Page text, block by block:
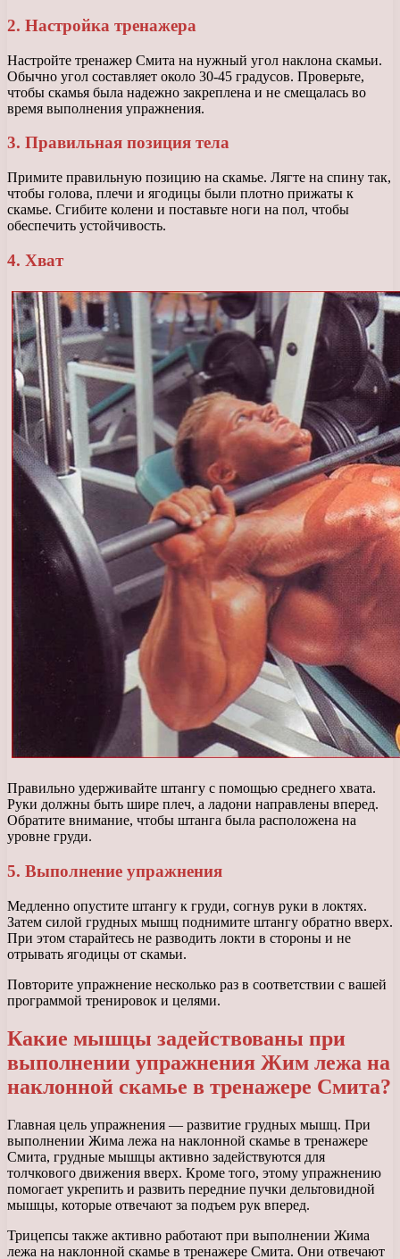
2. Настройка тренажера
Настройте тренажер Смита на нужный угол наклона скамьи.
Обычно угол составляет около 30-45 градусов. Проверьте,
чтобы скамья была надежно закреплена и не смещалась во
время выполнения упражнения.
3. Правильная позиция тела
Примите правильную позицию на скамье. Лягте на спину так,
чтобы голова, плечи и ягодицы были плотно прижаты к
скамье. Сгибите колени и поставьте ноги на пол, чтобы
обеспечить устойчивость.
4. Хват
Правильно удерживайте штангу с помощью среднего хвата.
Руки должны быть шире плеч, а ладони направлены вперед.
Обратите внимание, чтобы штанга была расположена на
уровне груди.
5. Выполнение упражнения
Медленно опустите штангу к груди, согнув руки в локтях.
Затем силой грудных мышц поднимите штангу обратно вверх.
При этом старайтесь не разводить локти в стороны и не
отрывать ягодицы от скамьи.
Повторите упражнение несколько раз в соответствии с вашей
программой тренировок и целями.
Какие мышцы задействованы при
выполнении упражнения Жим лежа на
наклонной скамье в тренажере Смита?
Главная цель упражнения — развитие грудных мышц. При
выполнении Жима лежа на наклонной скамье в тренажере
Смита, грудные мышцы активно задействуются для
толчкового движения вверх. Кроме того, этому упражнению
помогает укрепить и развить передние пучки дельтовидной
мышцы, которые отвечают за подъем рук вперед.
Трицепсы также активно работают при выполнении Жима
лежа на наклонной скамье в тренажере Смита. Они отвечают